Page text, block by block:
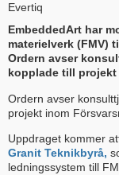
Evertiq
EmbeddedArt har
materielverk (FMV)
Ordern avser
kopplade till projekt
Ordern avser
projekt inom
Uppdraget kommer
Granit Teknikbyrå,
ledningssystem till